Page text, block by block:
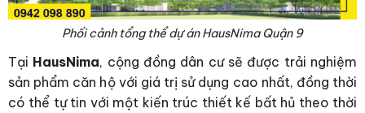
Phối cảnh tổng thể dự án HausNima Quận 9
Tại HausNima, cộng đồng dân cư sẽ được trải nghiệm
sản phẩm căn hộ với giá trị sử dụng cao nhất, đồng thời
có thể tự tin với một kiến trúc thiết kế bất hủ theo thời